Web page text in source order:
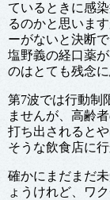
ているときに感
るのかと思いま
ーがないと決断
塩野義の経口薬
のはとても残念に
第7波では行動制
ませんが、高齢
打ち出されると
そうな飲食店に
確かにまだまだ
ょうけれど、ワ